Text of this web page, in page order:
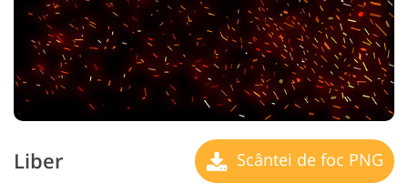
Liber Scântei de foc PNG